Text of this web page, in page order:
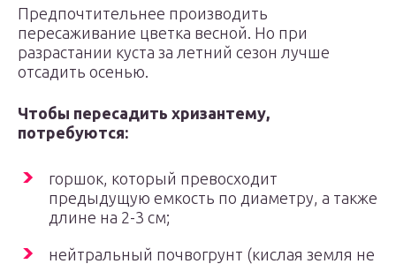
Предпочтительнее производить
пересаживание цветка весной. Но при
разрастании куста за летний сезон лучше
отсадить осенью.
Чтобы пересадить хризантему,
потребуются:
горшок, который превосходит
предыдущую емкость по диаметру, а также
длине на 2-3 см;
нейтральный почвогрунт (кислая земля не